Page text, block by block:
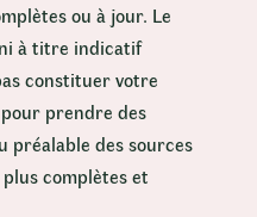
ou à jour. Le
à titre indicatif
constituer votre
prendre des
préalable des sources
complètes et